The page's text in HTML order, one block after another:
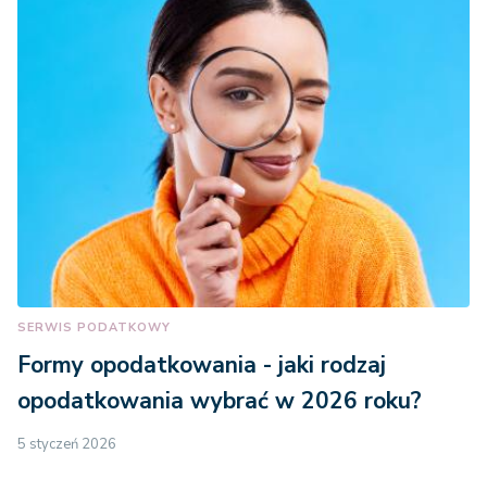
SERWIS PODATKOWY
Formy opodatkowania - jaki rodzaj
opodatkowania wybrać w 2026 roku?
5 styczeń 2026